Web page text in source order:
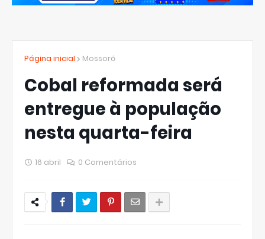
Página inicial Mossoró
Cobal reformada será
entregue à população
nesta quarta-feira
16 abril 0 Comentários